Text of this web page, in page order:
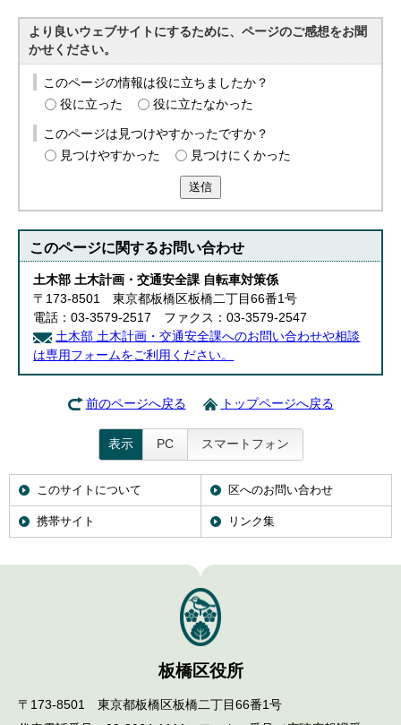
より良いウェブサイトにするために、ページのご感想をお聞
かせください。
このページの情報は役に立ちましたか？
役に立った
役に立たなかった
このページは見つけやすかったですか？
見つけやすかった
見つけにくかった
送信
このページに関するお問い合わせ
土木部 土木計画・交通安全課 自転車対策係
〒173-8501 東京都板橋区板橋二丁目66番1号
電話：03-3579-2517 ファクス：03-3579-2547
土木部 土木計画・交通安全課へのお問い合わせや相談
は専用フォームをご利用ください。
前のページへ戻る トップページへ戻る
表示 PC スマートフォン
このサイトについて 区へのお問い合わせ
携帯サイト リンク集
板橋区役所
〒173-8501 東京都板橋区板橋二丁目66番1号